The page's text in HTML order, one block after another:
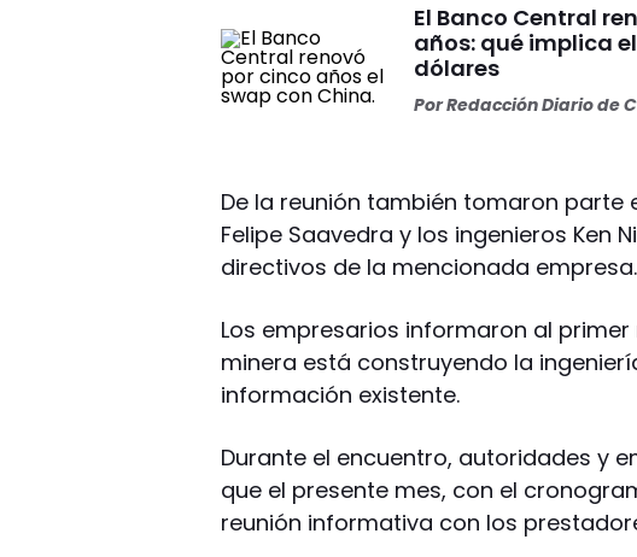
El Banco Central
años: qué implica
dólares
PorRedacción Diario de
De la reunión también tomaron parte
Felipe Saavedra y los ingenieros Ken
directivos de la mencionada empresa.
Los empresarios informaron al
minera está construyendo la
información existente.
Durante el encuentro, autoridades y
que el presente mes, con el
reunión informativa con los